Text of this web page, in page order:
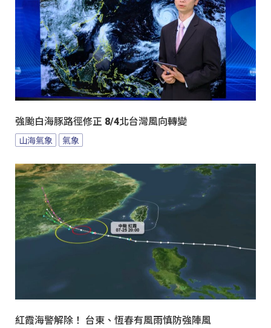
強颱白海豚路徑修正 8/4北台灣風向轉變
山海氣象 氣象
紅霞海警解除！ 台東、恆春有風雨慎防強陣風